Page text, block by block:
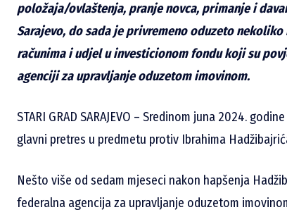
položaja/ovlaštenja, pranje novca, primanje i
Sarajevo, dosada je privremeno oduzeto nekoliko
računima i udjel u investicionom fondu koji su
agencijiza upravljanje oduzetom imovinom.
STARI GRAD SARAJEVO – Sredinom juna 2024.
glavni pretres u predmetu protiv Ibrahima
Nešto više od sedam mjeseci nakon hapšenja
federalna agencija za upravljanje oduzetom